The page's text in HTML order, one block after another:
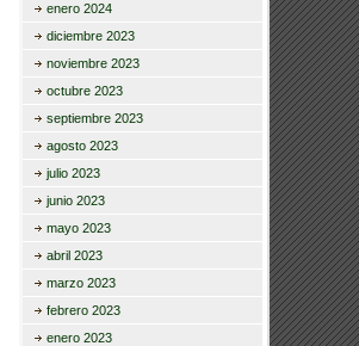
enero 2024
diciembre 2023
noviembre 2023
octubre 2023
septiembre 2023
agosto 2023
julio 2023
junio 2023
mayo 2023
abril 2023
marzo 2023
febrero 2023
enero 2023